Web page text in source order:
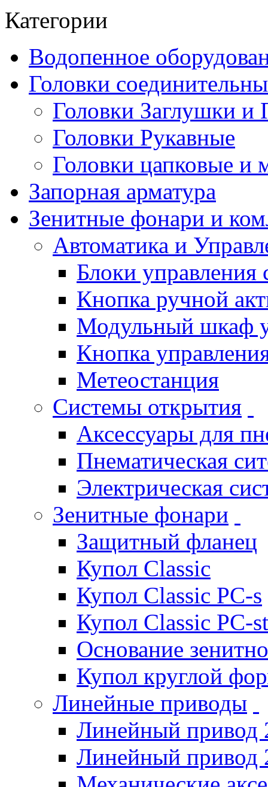
Категории
Водопенное
Головки
Головки Заглушки и
Головки Рукавные
Головки цапковые и
Запорная арматура
Зенитные фонари и
Автоматика и
Блоки
Кнопка ручной
Модульный шкаф
Кнопка
Метеостанция
Системы открытия
Аксессуары для
Пнематическая
Электрическая
Зенитные фонари
Защитный фланец
Купол Classic
Купол Classic PC-s
Купол Classic PC-st
Основание
Купол круглой
Линейные приводы
Линейный привод
Линейный привод